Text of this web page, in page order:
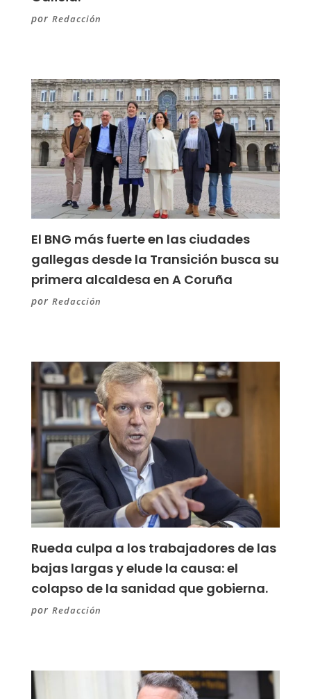
por Redacción
El BNG más fuerte en las ciudades
gallegas desde la Transición busca su
primera alcaldesa en A Coruña
por Redacción
Rueda culpa a los trabajadores de las
bajas largas y elude la causa: el
colapso de la sanidad que gobierna.
por Redacción